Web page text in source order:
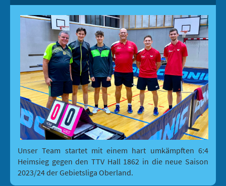
Unser Team startet mit einem hart umkämpften 6:4
Heimsieg gegen den TTV Hall 1862 in die neue Saison
2023/24 der Gebietsliga Oberland.